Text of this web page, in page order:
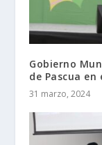
Gobierno
de Pascua en
31 marzo, 2024